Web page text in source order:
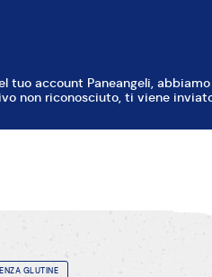
tuo account Paneangeli,
non riconosciuto, ti viene
GLUTINE